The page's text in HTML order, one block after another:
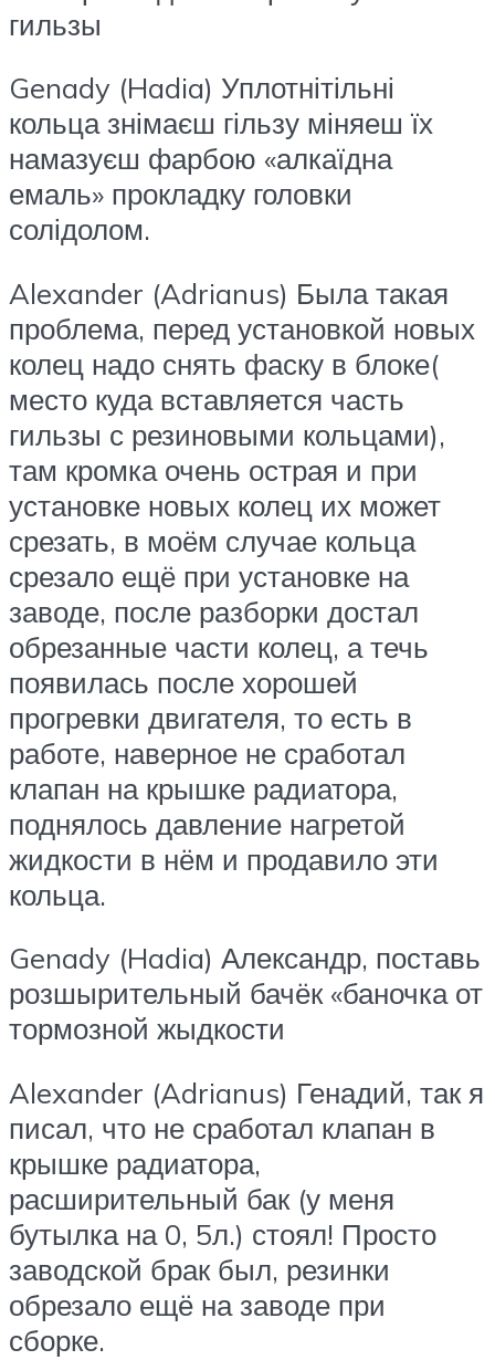
гильзы
Genady (Hadia) Уплотнітільні
кольца знімаєш гільзу міняеш їх
намазуєш фарбою «алкаїдна
емаль» прокладку головки
солідолом.
Alexander (Adrianus) Была такая
проблема, перед установкой новых
колец надо снять фаску в блоке(
место куда вставляется часть
гильзы с резиновыми кольцами),
там кромка очень острая и при
установке новых колец их может
срезать, в моём случае кольца
срезало ещё при установке на
заводе, после разборки достал
обрезанные части колец, а течь
появилась после хорошей
прогревки двигателя, то есть в
работе, наверное не сработал
клапан на крышке радиатора,
поднялось давление нагретой
жидкости в нём и продавило эти
кольца.
Genady (Hadia) Александр, поставь
розшырительный бачёк «баночка от
тормозной жыдкости
Alexander (Adrianus) Генадий, так я
писал, что не сработал клапан в
крышке радиатора,
расширительный бак (у меня
бутылка на 0, 5л.) стоял! Просто
заводской брак был, резинки
обрезало ещё на заводе при
сборке.